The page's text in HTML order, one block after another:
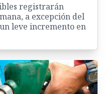
registrarán
a excepción del
leve incremento en